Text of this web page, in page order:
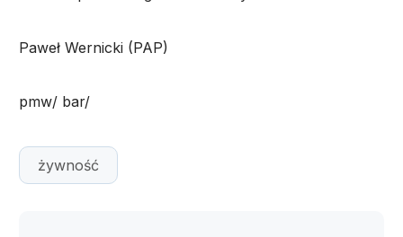
Paweł Wernicki (PAP)
pmw/ bar/
żywność